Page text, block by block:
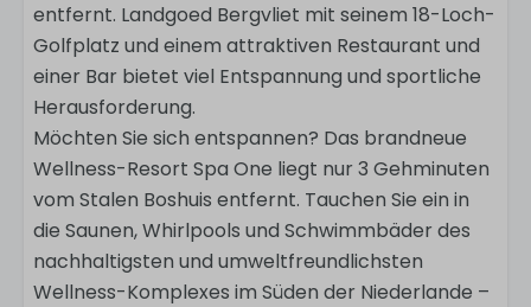
entfernt. Landgoed Bergvliet mit seinem 18-Loch-
Golfplatz und einem attraktiven Restaurant und
einer Bar bietet viel Entspannung und sportliche
Herausforderung.
Möchten Sie sich entspannen? Das brandneue
Wellness-Resort Spa One liegt nur 3 Gehminuten
vom Stalen Boshuis entfernt. Tauchen Sie ein in
die Saunen, Whirlpools und Schwimmbäder des
nachhaltigsten und umweltfreundlichsten
Wellness-Komplexes im Süden der Niederlande –